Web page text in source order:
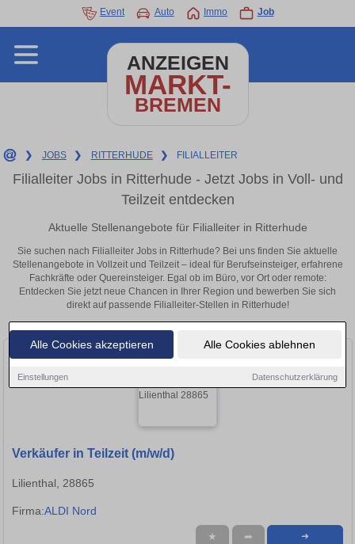
Alle Cookies akzeptieren Alle Cookies ablehnen
Einstellungen Datenschutzerklärung
Event Auto Immo Job
ANZEIGEN
MARKT-
BREMEN
❯ JOBS ❯ RITTERHUDE ❯ FILIALLEITER
Filialleiter Jobs in Ritterhude - Jetzt Jobs in Voll- und
Teilzeit entdecken
Aktuelle Stellenangebote für Filialleiter in Ritterhude
Sie suchen nach Filialleiter Jobs in Ritterhude? Bei uns finden Sie aktuelle
Stellenangebote in Vollzeit und Teilzeit – ideal für Berufseinsteiger, erfahrene
Fachkräfte oder Quereinsteiger. Egal ob im Büro, vor Ort oder remote:
Entdecken Sie jetzt neue Chancen in Ihrer Region und bewerben Sie sich
direkt auf passende Filialleiter-Stellen in Ritterhude!
Verkäufer in Teilzeit (m/w/d)
Lilienthal, 28865
Firma:ALDI Nord
★ ➦ ➜